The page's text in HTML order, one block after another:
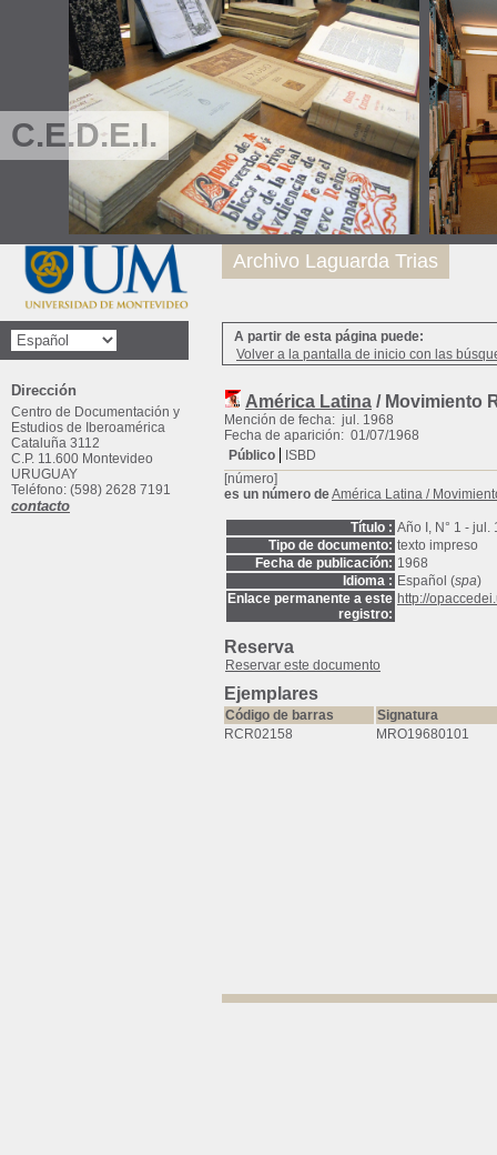
C.E.D.E.I.
A partir de esta página puede:
Volver a la pantalla de inicio con las
América Latina / Movimiento
Mención de fecha: jul. 1968
Fecha de aparición: 01/07/1968
Público
ISBD
[número]
es un número deAmérica Latina /
Título : Año I, N° 1 - jul.
Tipo de documento: texto impreso
Fecha de publicación: 1968
Idioma : Español (spa)
Enlace permanente a este
registro:
http://
Reserva
Reservar este documento
Ejemplares
Código de barras
Signatura
RCR02158
MRO19680101
Archivo Laguarda Trias
Dirección
Centro de Documentación y
Estudios de Iberoamérica
Cataluña 3112
C.P. 11.600 Montevideo
URUGUAY
Teléfono: (598) 2628 7191
contacto